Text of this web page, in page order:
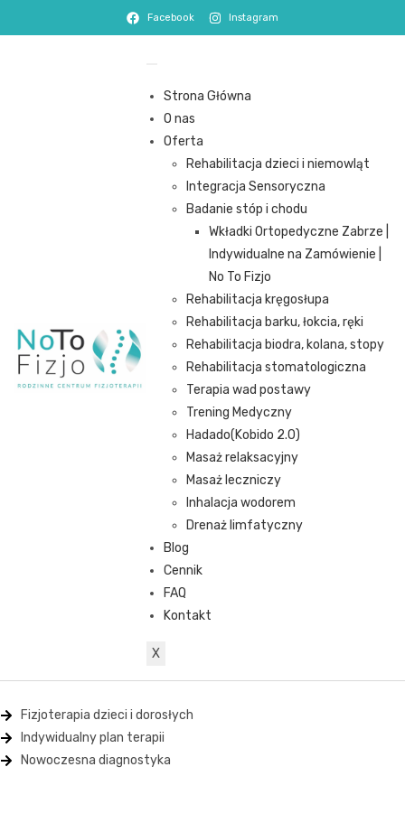
Facebook Instagram
Strona Główna
O nas
Oferta
Rehabilitacja dzieci i niemowląt
Integracja Sensoryczna
Badanie stóp i chodu
Wkładki Ortopedyczne Zabrze |
Indywidualne na Zamówienie |
No To Fizjo
Rehabilitacja kręgosłupa
Rehabilitacja barku, łokcia, ręki
Rehabilitacja biodra, kolana, stopy
Rehabilitacja stomatologiczna
Terapia wad postawy
Trening Medyczny
Hadado(Kobido 2.0)
Masaż relaksacyjny
Masaż leczniczy
Inhalacja wodorem
Drenaż limfatyczny
Blog
Cennik
FAQ
Kontakt
X
Fizjoterapia dzieci i dorosłych
Indywidualny plan terapii
Nowoczesna diagnostyka